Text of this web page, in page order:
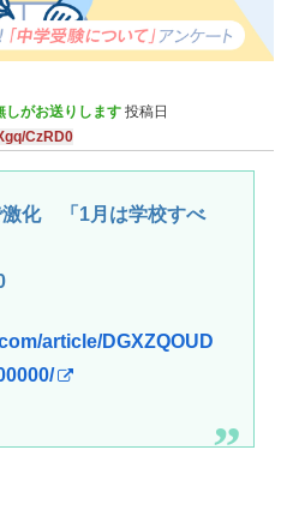
しがお送りします 投稿日
CzRD0
激化 「1月は学校すべ
article/DGXZQOUD